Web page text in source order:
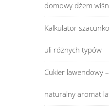
domowy dżem
Kalkulator
uli różnych typów
Cukier lawendowy
naturalny aromat